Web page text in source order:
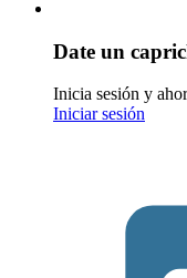
Date un
Inicia sesión y
Iniciar sesión